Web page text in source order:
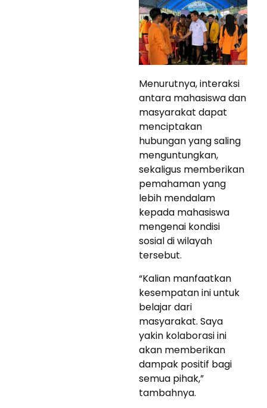
Menurutnya, interaksi
antara mahasiswa dan
masyarakat dapat
menciptakan
hubungan yang saling
menguntungkan,
sekaligus memberikan
pemahaman yang
lebih mendalam
kepada mahasiswa
mengenai kondisi
sosial di wilayah
tersebut.
“Kalian manfaatkan
kesempatan ini untuk
belajar dari
masyarakat. Saya
yakin kolaborasi ini
akan memberikan
dampak positif bagi
semua pihak,”
tambahnya.